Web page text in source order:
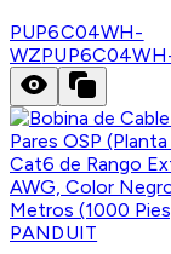
PUP6C04WH-
WZ
PANDUIT